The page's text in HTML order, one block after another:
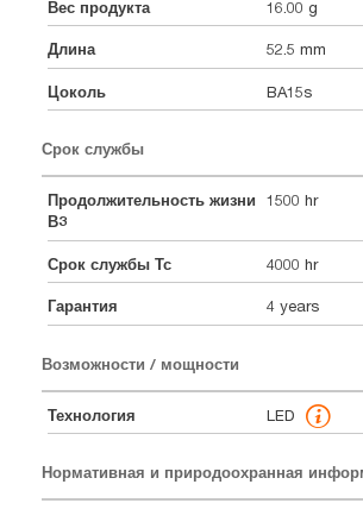
Вес продукта 16.00 g
Длина 52.5 mm
Цоколь BA15s
Срок службы
Продолжительность жизни
В3
1500 hr
Срок службы Тс 4000 hr
Гарантия 4 years
Возможности / мощности
Технология LED
Нормативная и природоохранная